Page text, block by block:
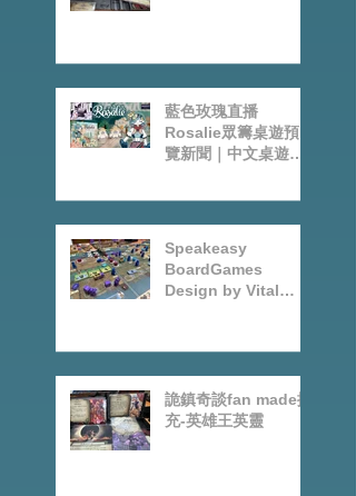
藍色玫瑰直播
Rosalie眾籌桌遊預
覽新聞｜中文桌遊節
Speakeasy
BoardGames
Design by Vital
詭鎮奇談fan made擴
充-英雄王英靈